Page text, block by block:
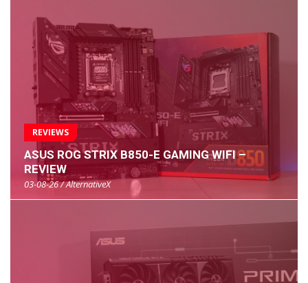
REVIEWS
ASUS ROG STRIX B850-E GAMING WIFI –
REVIEW
03-08-26 / AlternativeX